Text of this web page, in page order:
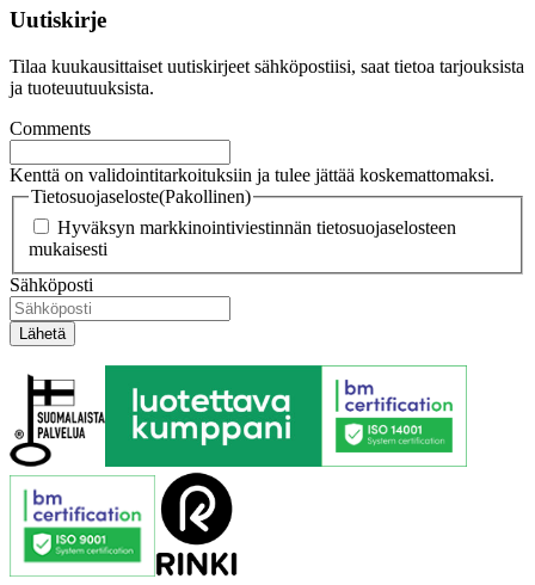
Uutiskirje
Tilaa kuukausittaiset uutiskirjeet sähköpostiisi, saat tietoa tarjouksista
ja tuoteuutuuksista.
Comments
Kenttä on validointitarkoituksiin ja tulee jättää koskemattomaksi.
Tietosuojaseloste(Pakollinen)
Hyväksyn markkinointiviestinnän tietosuojaselosteen
mukaisesti
Sähköposti